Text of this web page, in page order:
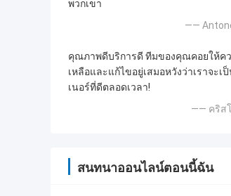
พวกเขา
——
คุณภาพดีบริการดี ทีมของคุณคอยให้ค
เหลือและแก้ไขอยู่เสมอหวังว่าเราจะเ
เนอร์ที่ดีตลอดเวลา!
—— คริส
สนทนาออนไลน์ตอนนี้ฉัน